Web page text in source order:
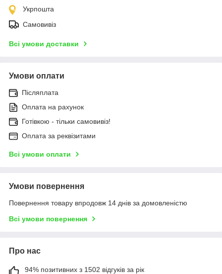
Укрпошта
Самовивіз
Всі умови доставки
Умови оплати
Післяплата
Оплата на рахунок
Готівкою - тільки самовивіз!
Оплата за реквізитами
Всі умови оплати
Умови повернення
Повернення товару впродовж 14 днів за домовленістю
Всі умови повернення
Про нас
94% позитивних з 1502 відгуків за рік